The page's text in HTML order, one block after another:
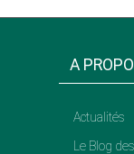
A
Actualités
Le Blog